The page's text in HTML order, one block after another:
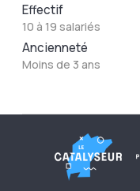
Effectif
10 à 19 salariés
Ancienneté
Moins de 3 ans